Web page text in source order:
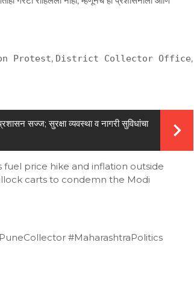
Protest, District Collector Office,
सज्ज; सुरक्षा व्यवस्था व नागरी सुविधांचा
price hike and inflation outside
carts to condemn the Modi
#MaharashtraPolitics